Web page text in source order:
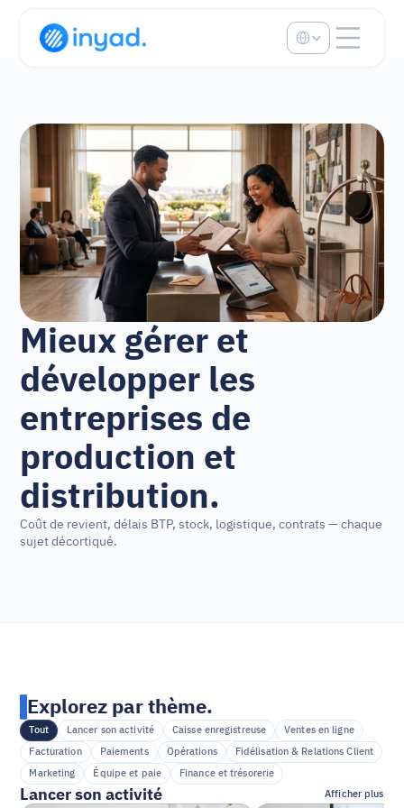
Mieux gérer et
développer les
entreprises de
production et
distribution.
Coût de revient, délais BTP, stock, logistique, contrats — chaque
sujet décortiqué.
Explorez par thème.
Tout Lancer son activité Caisse enregistreuse
Ventes en ligne
Facturation
Paiements Opérations
Fidélisation & Relations Client
Marketing
Équipe et paie Finance et trésorerie
Lancer son activité Afficher plus
Select Language